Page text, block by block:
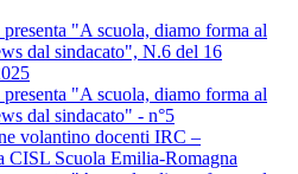
"A scuola, diamo forma al
dal sindacato", N.6 del 16
"A scuola, diamo forma al
dal sindacato" - n°5
volantino docenti IRC –
CISL Scuola Emilia-Romagna